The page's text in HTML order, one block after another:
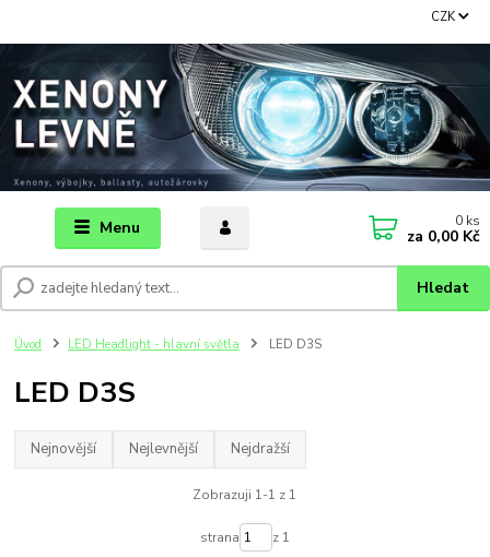
Menu
CZK
Hledat
0 ks
za 0,00 Kč
Úvod LED Headlight - hlavní světla LED D3S
LED D3S
Nejnovější Nejlevnější Nejdražší
Zobrazuji 1-1 z 1
strana z 1